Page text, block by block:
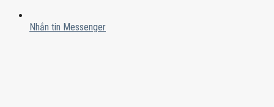
Nhắn tin Messenger